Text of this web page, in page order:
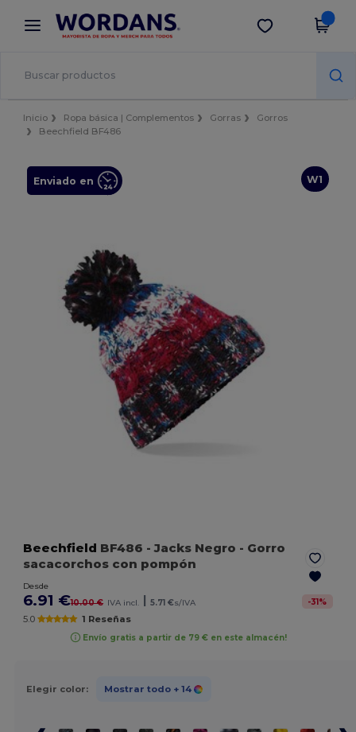
× App de Wordans
¡Mejores precios en app!
Descargar app
Inicio Ropa básica | Complementos Gorras
Gorros
Beechfield BF486
W1
Enviado en
Beechfield BF486 - Jacks Negro - Gorro
sacacorchos con pompón
Desde
6.91 €10.00 € IVA incl. 5.71 €s/IVA -31%
5.0 1 Reseñas
Envío gratis a partir de 79 € en este almacén!
Elegir color: Mostrar todo + 14